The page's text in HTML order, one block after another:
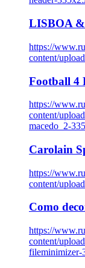
LISBOA
https://
content/
Football 4
https://
content/
macedo_2-
Carolain
https://
content/
Como
https://
content/
fileminimizer-